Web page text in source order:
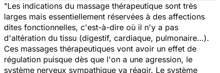
"Les indications du massage thérapeutique sont très
larges mais essentiellement réservées à des affections
dites fonctionnelles, c'est-à-dire où il n'y a pas
d'altération du tissu (digestif, cardiaque, pulmonaire…).
Ces massages thérapeutiques vont avoir un effet de
régulation puisque dès que l'on a une agression, le
système nerveux sympathique va réagir. Le système